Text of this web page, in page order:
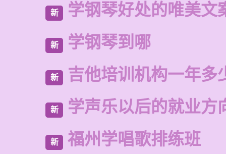
新 学钢琴好处的唯美文
新 学钢琴到哪
新 吉他培训机构一年多
新 学声乐以后的就业方
新 福州学唱歌排练班